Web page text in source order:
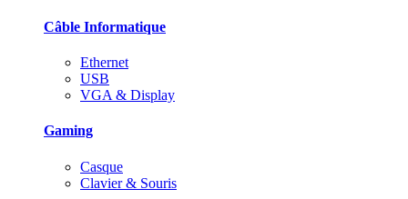
Câble Informatique
Ethernet
USB
VGA & Display
Gaming
Casque
Clavier & Souris